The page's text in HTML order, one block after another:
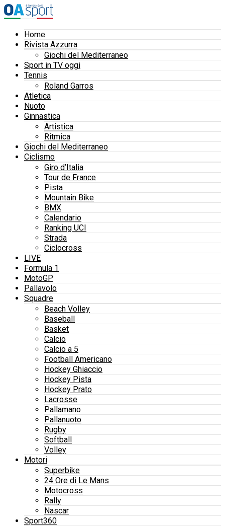
Home
Rivista Azzurra
Giochi del Mediterraneo
Sport in TV oggi
Tennis
Roland Garros
Atletica
Nuoto
Ginnastica
Artistica
Ritmica
Giochi del Mediterraneo
Ciclismo
Giro d’Italia
Tour de France
Pista
Mountain Bike
BMX
Calendario
Ranking UCI
Strada
Ciclocross
LIVE
Formula 1
MotoGP
Pallavolo
Squadre
Beach Volley
Baseball
Basket
Calcio
Calcio a 5
Football Americano
Hockey Ghiaccio
Hockey Pista
Hockey Prato
Lacrosse
Pallamano
Pallanuoto
Rugby
Softball
Volley
Motori
Superbike
24 Ore di Le Mans
Motocross
Rally
Nascar
Sport360